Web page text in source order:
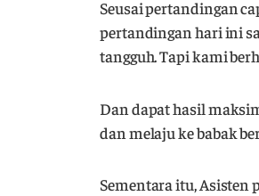
Seusai pertandingan
pertandingan hari ini
tangguh. Tapi kami
Dan dapat hasil
dan melaju ke babak
Sementara itu, Asisten